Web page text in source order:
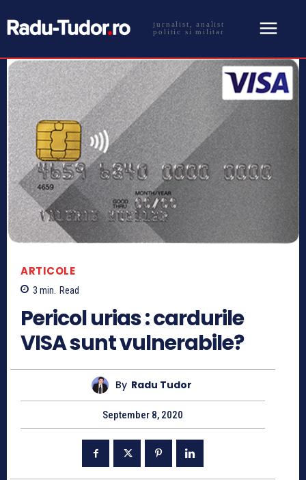
jurnalist, analist
politic si militar
ARTICOLE
3 min. Read
Pericol urias : cardurile
VISA sunt vulnerabile?
By Radu Tudor
September 8, 2020